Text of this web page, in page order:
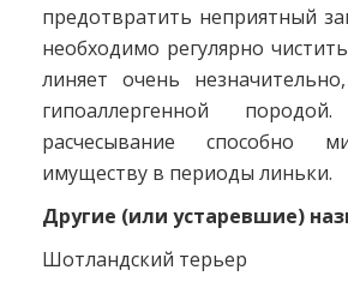
предотвратить неприятный
необходимо регулярно
линяет очень
гипоаллергенной
расчесывание способно
имуществу в периоды линьки.
Другие (или устаревшие)
Шотландский терьер